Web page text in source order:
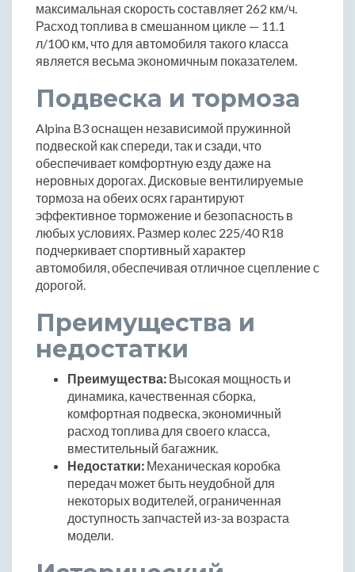
максимальная скорость составляет 262 км/ч.
Расход топлива в смешанном цикле — 11.1
л/100 км, что для автомобиля такого класса
является весьма экономичным показателем.
Подвеска и тормоза
Alpina B3 оснащен независимой пружинной
подвеской как спереди, так и сзади, что
обеспечивает комфортную езду даже на
неровных дорогах. Дисковые вентилируемые
тормоза на обеих осях гарантируют
эффективное торможение и безопасность в
любых условиях. Размер колес 225/40 R18
подчеркивает спортивный характер
автомобиля, обеспечивая отличное сцепление с
дорогой.
Преимущества и
недостатки
Преимущества: Высокая мощность и
динамика, качественная сборка,
комфортная подвеска, экономичный
расход топлива для своего класса,
вместительный багажник.
Недостатки: Механическая коробка
передач может быть неудобной для
некоторых водителей, ограниченная
доступность запчастей из-за возраста
модели.